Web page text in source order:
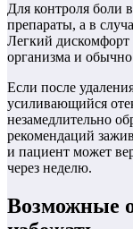
Для контроля боли
препараты, а в
Легкий
организма и
Если после
усиливающийся
незамедлительно
рекомендаций
и пациент может
через неделю.
Возможные